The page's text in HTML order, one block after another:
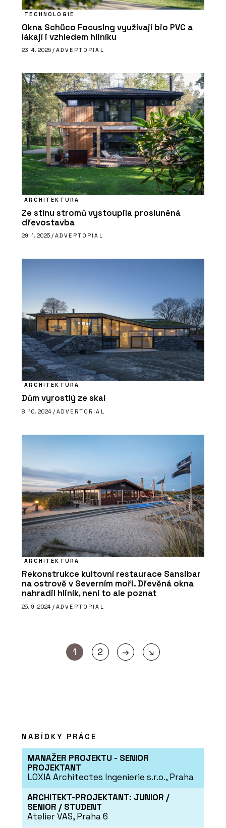
TECHNOLOGIE
Okna Schüco FocusIng využívají bio PVC a
lákají i vzhledem hliníku
23. 4. 2025 / ADVERTORIAL
ARCHITEKTURA
Ze stínu stromů vystoupila prosluněná
dřevostavba
29. 1. 2025 / ADVERTORIAL
ARCHITEKTURA
Dům vyrostlý ze skal
8. 10. 2024 / ADVERTORIAL
ARCHITEKTURA
Rekonstrukce kultovní restaurace Sansibar
na ostrově v Severním moři. Dřevěná okna
nahradil hliník, není to ale poznat
25. 9. 2024 / ADVERTORIAL
1 2 → ↘
NABÍDKY PRÁCE
MANAŽER PROJEKTU - SENIOR
PROJEKTANT
LOXIA Architectes Ingenierie s.r.o., Praha
ARCHITEKT-PROJEKTANT: JUNIOR /
SENIOR / STUDENT
Atelier VAS, Praha 6